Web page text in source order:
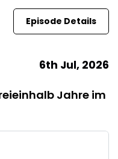
Episode Details
6th Jul, 2026
Jahre im